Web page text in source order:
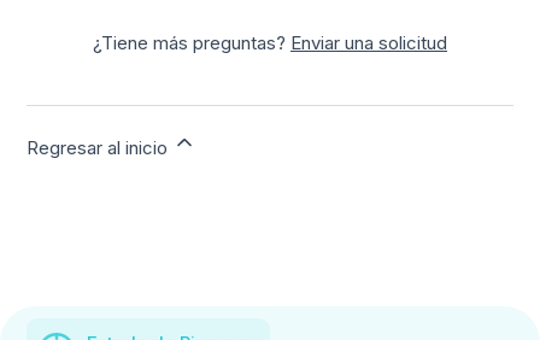
¿Tiene más preguntas? Enviar una solicitud
Regresar al inicio